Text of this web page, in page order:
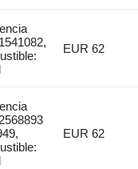
EUR 62
EUR 62